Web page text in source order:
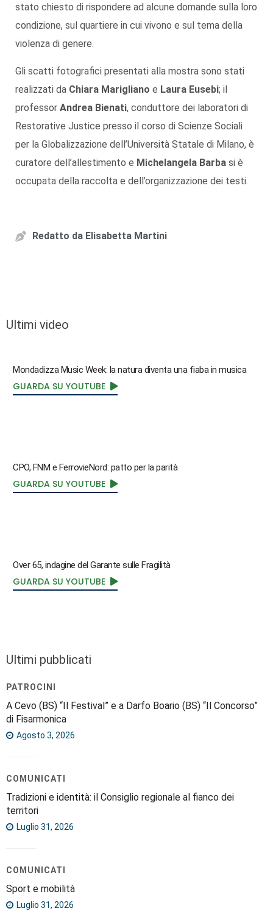
stato chiesto di rispondere ad alcune domande sulla loro
condizione, sul quartiere in cui vivono e sul tema della
violenza di genere.
Gli scatti fotografici presentati alla mostra sono stati
realizzati da Chiara Marigliano e Laura Eusebi; il
professor Andrea Bienati, conduttore dei laboratori di
Restorative Justice presso il corso di Scienze Sociali
per la Globalizzazione dell’Università Statale di Milano, è
curatore dell’allestimento e Michelangela Barba si è
occupata della raccolta e dell’organizzazione dei testi.
Redatto da Elisabetta Martini
Ultimi video
Mondadizza Music Week: la natura diventa una fiaba in musica
GUARDA SU YOUTUBE
CPO, FNM e FerrovieNord: patto per la parità
GUARDA SU YOUTUBE
Over 65, indagine del Garante sulle Fragilità
GUARDA SU YOUTUBE
Ultimi pubblicati
PATROCINI
A Cevo (BS) “Il Festival” e a Darfo Boario (BS) “Il Concorso”
di Fisarmonica
Agosto 3, 2026
COMUNICATI
Tradizioni e identità: il Consiglio regionale al fianco dei
territori
Luglio 31, 2026
COMUNICATI
Sport e mobilità
Luglio 31, 2026